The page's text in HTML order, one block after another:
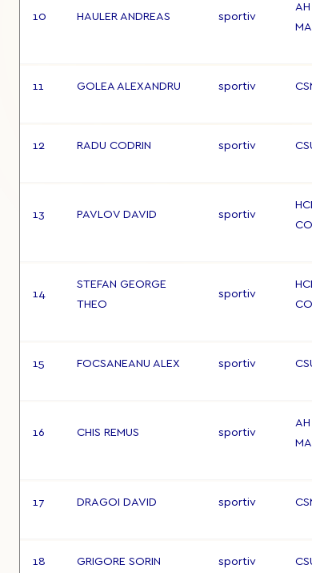
10 HAULER ANDREAS sportiv
11 GOLEA ALEXANDRU sportiv
12 RADU CODRIN sportiv
13 PAVLOV DAVID sportiv
14
STEFAN GEORGE
THEO
sportiv
15 FOCSANEANU ALEX sportiv
16 CHIS REMUS sportiv
17 DRAGOI DAVID sportiv
18 GRIGORE SORIN sportiv